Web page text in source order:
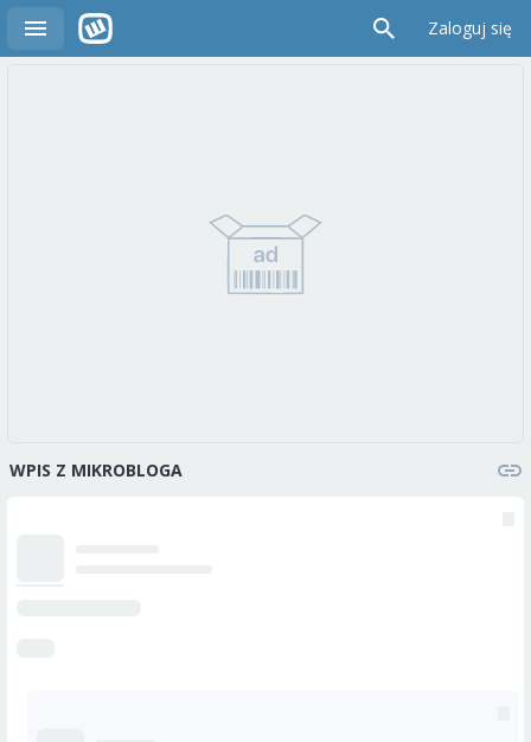
Zaloguj się
WPIS Z MIKROBLOGA